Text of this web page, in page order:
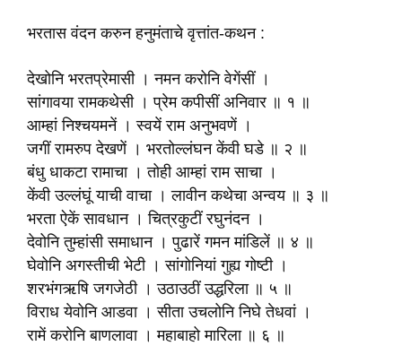
भरतास वंदन करुन हनुमंताचे वृत्तांत-कथन :
देखोनि भरतप्रेमासी । नमन करोनि वेगेंसीं ।
सांगावया रामकथेसी । प्रेम कपीसीं अनिवार ॥ १ ॥
आम्हां निश्चयमनें । स्वयें राम अनुभवणें ।
जगीं रामरुप देखणें । भरतोल्लंघन केंवी घडे ॥ २ ॥
बंधु धाकटा रामाचा । तोही आम्हां राम साचा ।
केंवी उल्लंघूं याची वाचा । लावीन कथेचा अन्वय ॥ ३ ॥
भरता ऐकें सावधान । चित्रकुटीं रघुनंदन ।
देवोनि तुम्हांसी समाधान । पुढारें गमन मांडिलें ॥ ४ ॥
घेवोनि अगस्तीची भेटी । सांगोनियां गुह्य गोष्टी ।
शरभंगऋषि जगजेठी । उठाउठीं उद्धरिला ॥ ५ ॥
विराध येवोनि आडवा । सीता उचलोनि निघे तेधवां ।
रामें करोनि बाणलावा । महाबाहो मारिला ॥ ६ ॥